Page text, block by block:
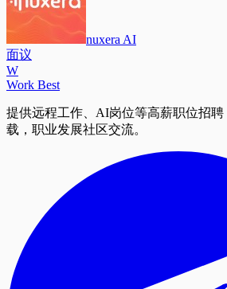
nuxera AI
面议
W
Work Best
提供远程工作、AI岗位等高薪职位招
载，职业发展社区交流。